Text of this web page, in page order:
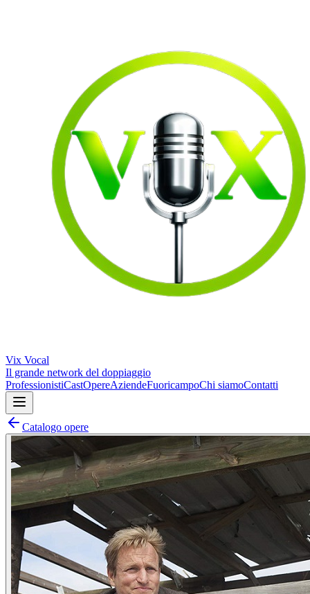
Vix Vocal
Il grande network del doppiaggio
ProfessionistiCastOpereAziendeFuoricampoChi siamoContatti
Catalogo opere